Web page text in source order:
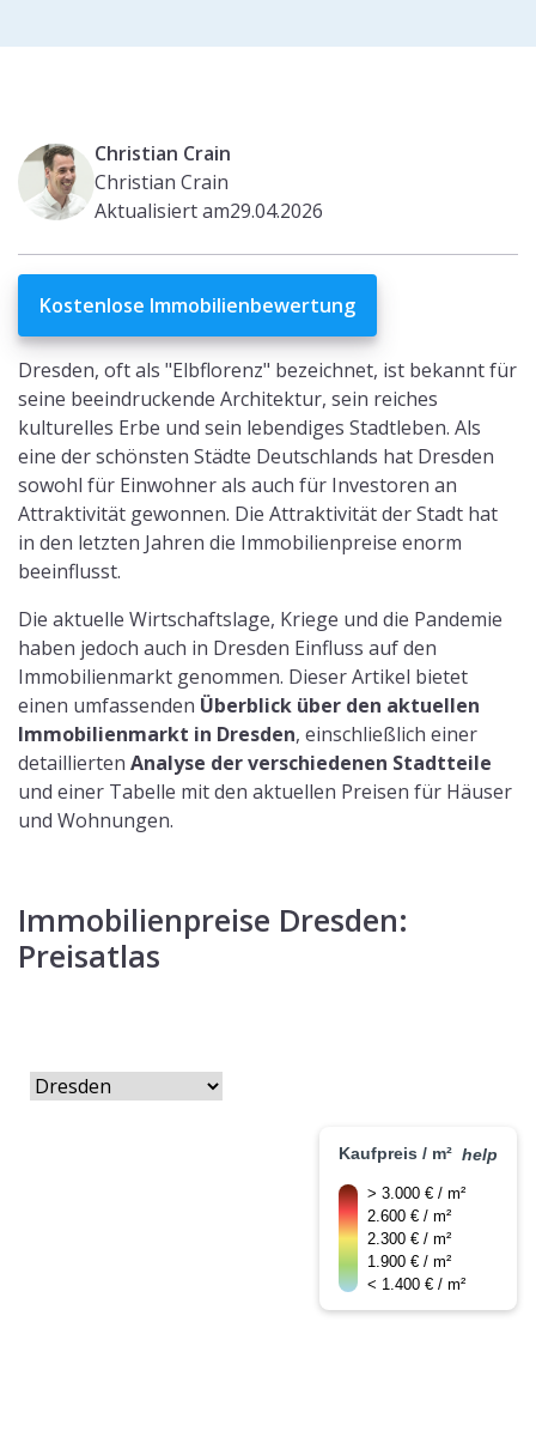
Christian Crain
Christian Crain
Aktualisiert am29.04.2026
Kostenlose Immobilienbewertung
Dresden, oft als "Elbflorenz" bezeichnet, ist bekannt für
seine beeindruckende Architektur, sein reiches
kulturelles Erbe und sein lebendiges Stadtleben. Als
eine der schönsten Städte Deutschlands hat Dresden
sowohl für Einwohner als auch für Investoren an
Attraktivität gewonnen. Die Attraktivität der Stadt hat
in den letzten Jahren die Immobilienpreise enorm
beeinflusst.
Die aktuelle Wirtschaftslage, Kriege und die Pandemie
haben jedoch auch in Dresden Einfluss auf den
Immobilienmarkt genommen. Dieser Artikel bietet
einen umfassenden Überblick über den aktuellen
Immobilienmarkt in Dresden, einschließlich einer
detaillierten Analyse der verschiedenen Stadtteile
und einer Tabelle mit den aktuellen Preisen für Häuser
und Wohnungen.
Immobilienpreise Dresden:
Preisatlas
Kaufpreis / m² help
> 3.000 € / m²
2.600 € / m²
2.300 € / m²
1.900 € / m²
< 1.400 € / m²